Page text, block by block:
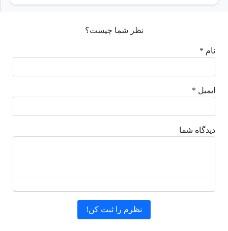
نظر شما چیست؟
نام *
ایمیل *
دیدگاه شما